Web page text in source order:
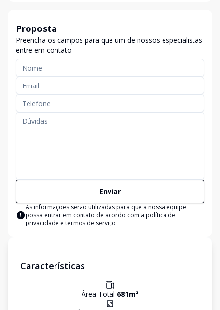
Proposta
Preencha os campos para que um de nossos especialistas
entre em contato
Enviar
As informações serão utilizadas para que a nossa equipe
possa entrar em contato de acordo com a política de
privacidade e termos de serviço
Características
Área Total 681m²